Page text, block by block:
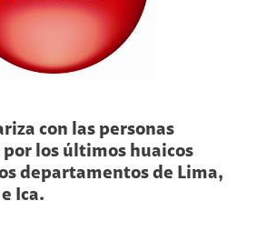
con las personas
los últimos huaicos
departamentos de Lima,
Ica.